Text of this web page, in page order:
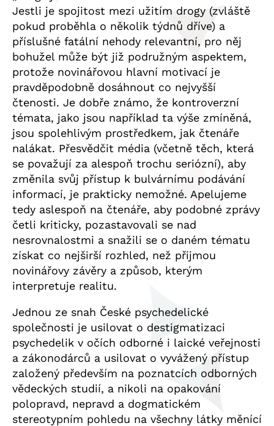
Jestli je spojitost mezi užitím drogy (zvláště
pokud proběhla o několik týdnů dříve) a
příslušné fatální nehody relevantní, pro něj
bohužel může být již podružným aspektem,
protože novinářovou hlavní motivací je
pravděpodobně dosáhnout co nejvyšší
čtenosti. Je dobře známo, že kontroverzní
témata, jako jsou například ta výše zmíněná,
jsou spolehlivým prostředkem, jak čtenáře
nalákat. Přesvědčit média (včetně těch, která
se považují za alespoň trochu seriózní), aby
změnila svůj přístup k bulvárnímu podávání
informací, je prakticky nemožné. Apelujeme
tedy aslespoň na čtenáře, aby podobné zprávy
četli kriticky, pozastavovali se nad
nesrovnalostmi a snažili se o daném tématu
získat co nejširší rozhled, než přijmou
novinářovy závěry a způsob, kterým
interpretuje realitu.
Jednou ze snah České psychedelické
společnosti je usilovat o destigmatizaci
psychedelik v očích odborné i laické veřejnosti
a zákonodárců a usilovat o vyvážený přístup
založený především na poznatcích odborných
vědeckých studií, a nikoli na opakování
polopravd, nepravd a dogmatickém
stereotypním pohledu na všechny látky měnící